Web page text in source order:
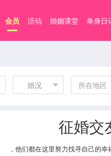
会员 活动 婚姻课堂 单身日
婚况 所在地区
征婚交
，他们都在这里努力找寻自己的